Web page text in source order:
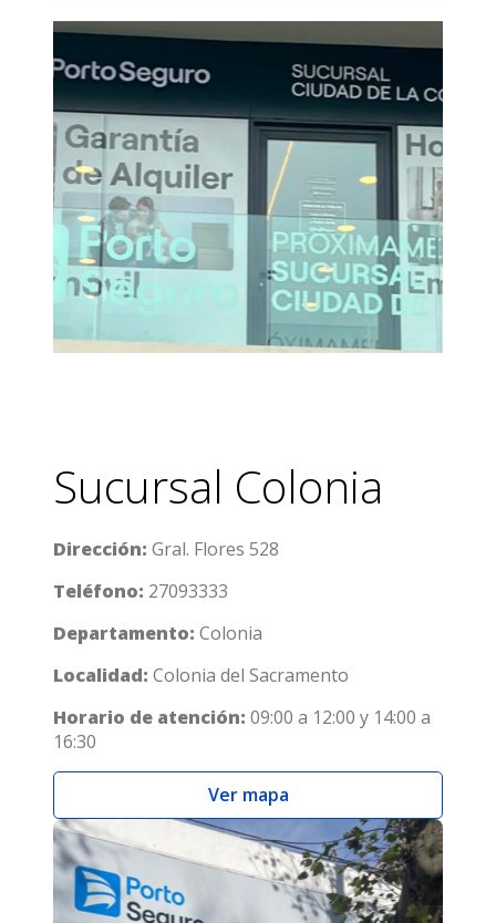
Sucursal Colonia
Dirección: Gral. Flores 528
Teléfono: 27093333
Departamento: Colonia
Localidad: Colonia del Sacramento
Horario de atención: 09:00 a 12:00 y 14:00 a
16:30
Ver mapa